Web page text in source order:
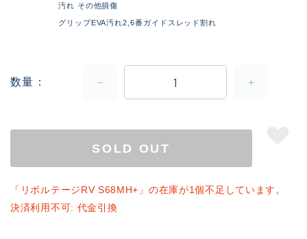
汚れ その他損傷
グリップEVA汚れ2,6番ガイドスレッド割れ
数量
SOLD OUT
「リボルテージRV S68MH+」の在庫が1個不足しています。
決済利用不可: 代金引換